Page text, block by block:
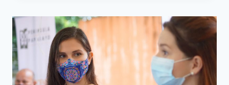
DE
COSTA
RICA